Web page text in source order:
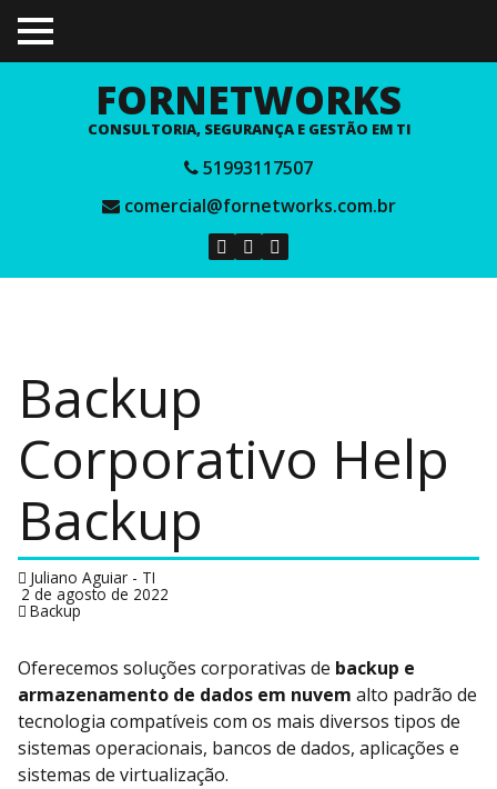
TOGGLE
MENU
FORNETWORKS
CONSULTORIA, SEGURANÇA E GESTÃO EM TI
51993117507
comercial@fornetworks.com.br
Backup
Corporativo Help
Backup
Juliano Aguiar - TI
2 de agosto de 2022
Backup
Oferecemos soluções corporativas de backup e
armazenamento de dados em nuvem alto padrão de
tecnologia compatíveis com os mais diversos tipos de
sistemas operacionais, bancos de dados, aplicações e
sistemas de virtualização.